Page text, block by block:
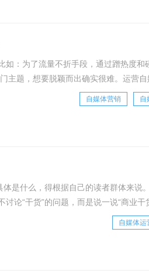
：为了流量不折手段，通过蹭热度和
主题，想要脱颖而出确实很难。运营
的内容，不仅耗时费力，还需要一笔投
自媒体营销 自
是什么，得根据自己的读者群体来说
论“干货”的问题，而是说一说“商业干
自媒体运